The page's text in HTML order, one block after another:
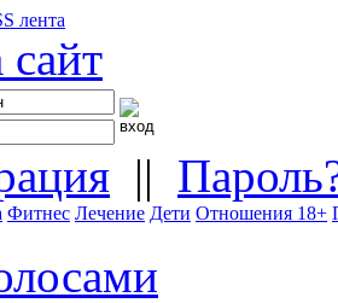
лента
||
Фитнес Лечение Дети Отношения 18+